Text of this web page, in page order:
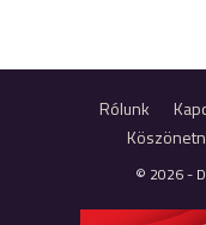
Rólunk
© 2026 -